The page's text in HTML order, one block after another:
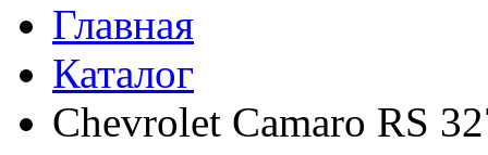
Главная
Каталог
Chevrolet Camaro RS